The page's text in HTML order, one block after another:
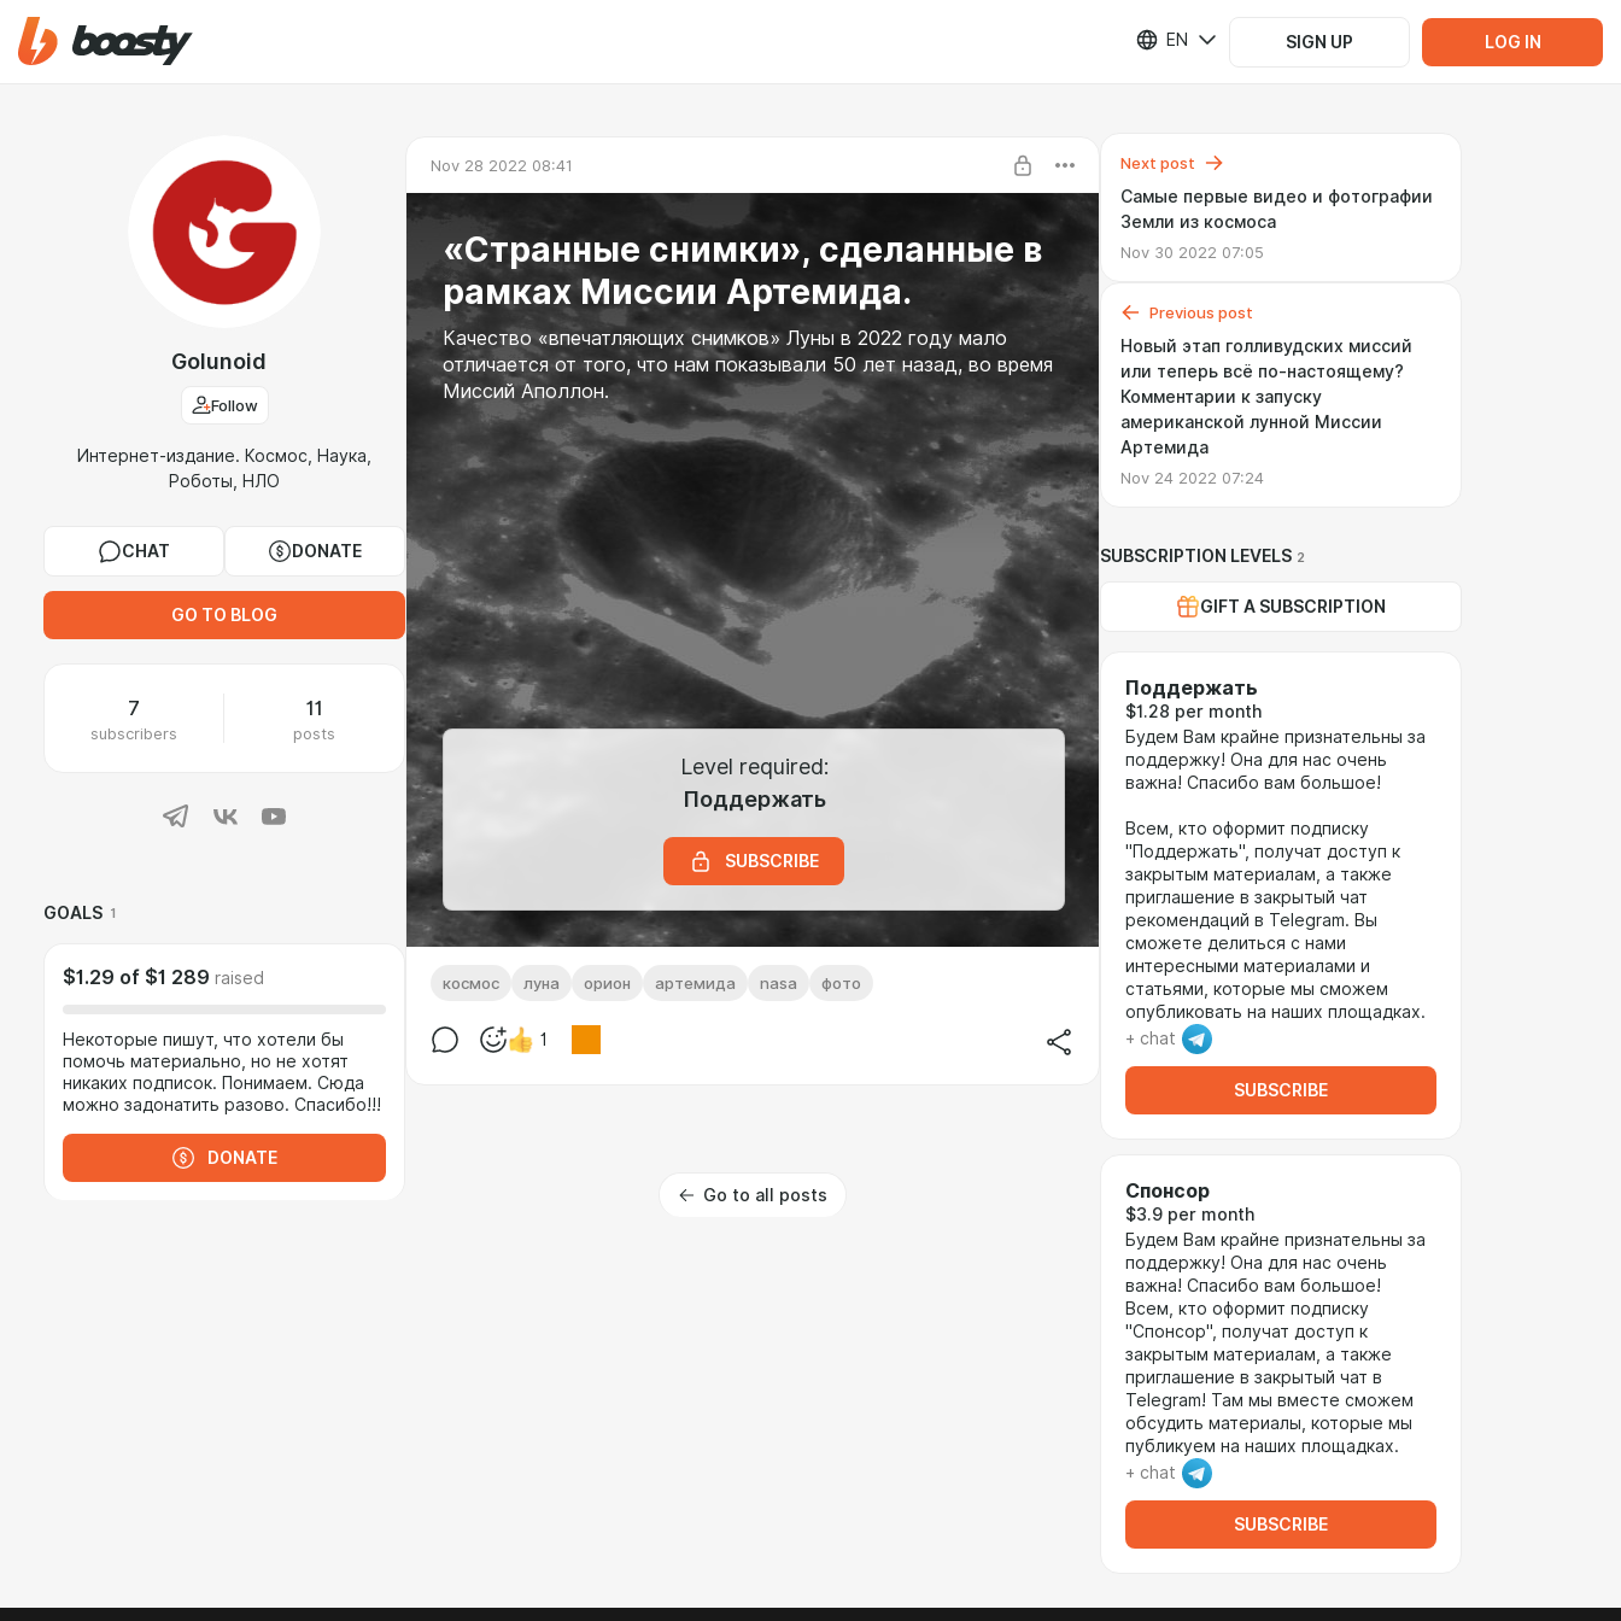
EN SIGN UP LOG IN
Golunoid
Follow
Интернет-издание. Космос, Наука,
Роботы, НЛО
CHAT DONATE
GO TO BLOG
7
subscribers
11
posts
GOALS 1
$1.29 of $1 289 raised
Некоторые пишут, что хотели бы
помочь материально, но не хотят
никаких подписок. Понимаем. Сюда
можно задонатить разово. Спасибо!!!
DONATE
Nov 28 2022 08:41
«Странные снимки», сделанные в
рамках Миссии Артемида.
Качество «впечатляющих снимков» Луны в 2022 году мало
отличается от того, что нам показывали 50 лет назад, во время
Миссий Аполлон.
Level required:
Поддержать
SUBSCRIBE
космос луна орион артемида nasa фото
1
Go to all posts
Next post
Самые первые видео и фотографии
Земли из космоса
Nov 30 2022 07:05
Previous post
Новый этап голливудских миссий
или теперь всё по-настоящему?
Комментарии к запуску
американской лунной Миссии
Артемида
Nov 24 2022 07:24
SUBSCRIPTION LEVELS 2
GIFT A SUBSCRIPTION
Поддержать
$1.28 per month
Будем Вам крайне признательны за
поддержку! Она для нас очень
важна! Спасибо вам большое!
Всем, кто оформит подписку
"Поддержать", получат доступ к
закрытым материалам, а также
приглашение в закрытый чат
рекомендаций в Telegram. Вы
сможете делиться с нами
интересными материалами и
статьями, которые мы сможем
опубликовать на наших площадках.
+ chat
SUBSCRIBE
Спонсор
$3.9 per month
Будем Вам крайне признательны за
поддержку! Она для нас очень
важна! Спасибо вам большое!
Всем, кто оформит подписку
"Спонсор", получат доступ к
закрытым материалам, а также
приглашение в закрытый чат в
Telegram! Там мы вместе сможем
обсудить материалы, которые мы
публикуем на наших площадках.
+ chat
SUBSCRIBE